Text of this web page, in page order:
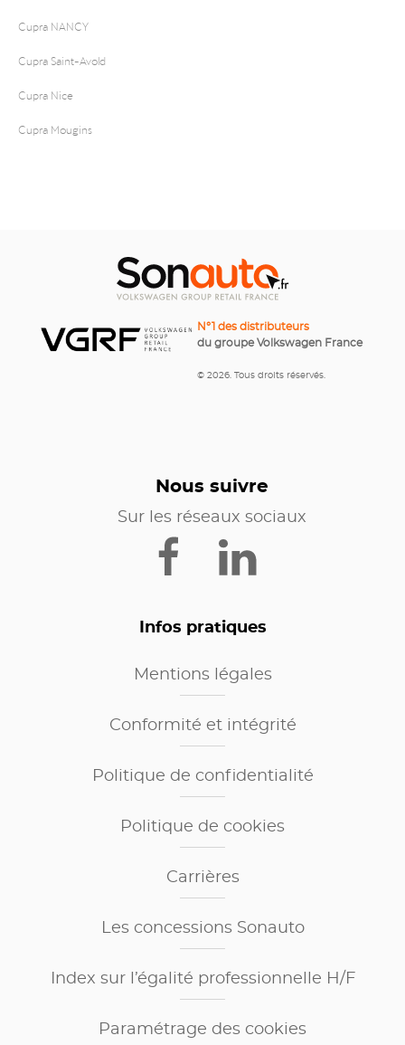
Cupra NANCY
Cupra Saint-Avold
Cupra Nice
Cupra Mougins
N°1 des distributeurs
du groupe Volkswagen France
© 2026. Tous droits réservés.
Nous suivre
Sur les réseaux sociaux
Infos pratiques
Mentions légales
Conformité et intégrité
Politique de confidentialité
Politique de cookies
Carrières
Les concessions Sonauto
Index sur l’égalité professionnelle H/F
Paramétrage des cookies